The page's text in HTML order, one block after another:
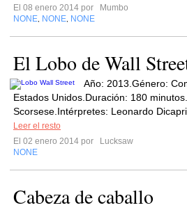
El 08 enero 2014 por
Mumbo
NONE NONE NONE
El Lobo de Wall
Año: 2013.Género:
Estados Unidos.Duración: 180
Scorsese.Intérpretes: Leonardo
Leer el resto
El 02 enero 2014 por
Lucksaw
NONE
Cabeza de caballo